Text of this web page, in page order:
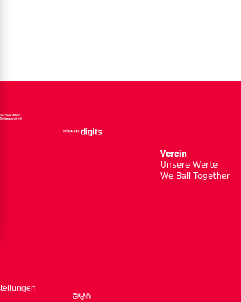
Verein
Unsere Werte
We Ball Together